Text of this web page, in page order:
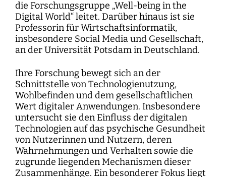
die Forschungsgruppe „Well-being in the
Digital World“ leitet. Darüber hinaus ist sie
Professorin für Wirtschaftsinformatik,
insbesondere Social Media und Gesellschaft,
an der Universität Potsdam in Deutschland.
Ihre Forschung bewegt sich an der
Schnittstelle von Technologienutzung,
Wohlbefinden und dem gesellschaftlichen
Wert digitaler Anwendungen. Insbesondere
untersucht sie den Einfluss der digitalen
Technologien auf das psychische Gesundheit
von Nutzerinnen und Nutzern, deren
Wahrnehmungen und Verhalten sowie die
zugrunde liegenden Mechanismen dieser
Zusammenhänge. Ein besonderer Fokus liegt